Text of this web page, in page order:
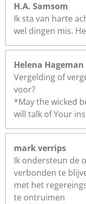
H.A. Samsom
Ik sta van harte
wel dingen mis.
Helena Hageman
Vergelding of
voor?
*May the wicked
will talk of Your
mark verrips
Ik ondersteun de
verbonden te
met het
te ontruimen